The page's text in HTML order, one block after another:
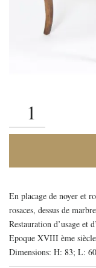
En placage de noyer et
rosaces, dessus de marbre
Restauration d’usage et
Epoque XVIII ème siècle
Dimensions: H: 83; L: